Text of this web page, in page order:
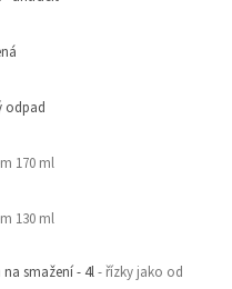
odpad
170 ml
130 ml
smažení - 4l- řízky jako od